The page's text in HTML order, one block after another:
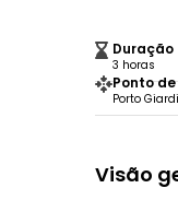
Duração
3 horas
Ponto
Porto
Visão